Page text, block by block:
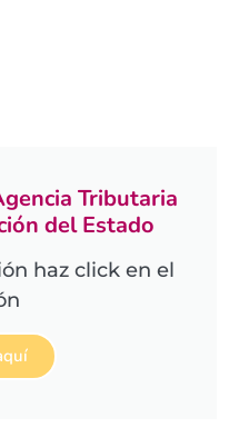
Tributaria
del Estado
haz click en el